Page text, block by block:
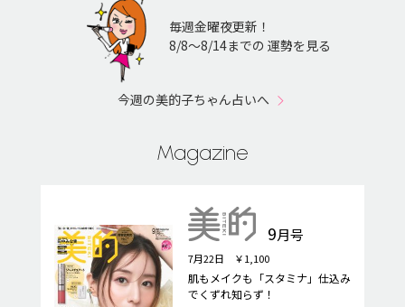
毎週金曜夜更新！
8/8〜8/14までの 運勢を見る
今週の美的子ちゃん占いへ
Magazine
9月号
7月22日 ￥1,100
肌もメイクも「スタミナ」仕込み
でくずれ知らず！